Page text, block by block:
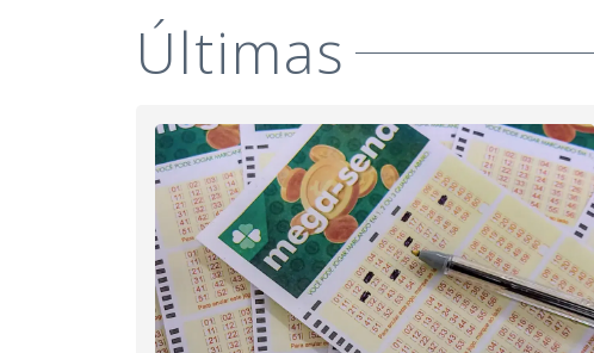
Últimas